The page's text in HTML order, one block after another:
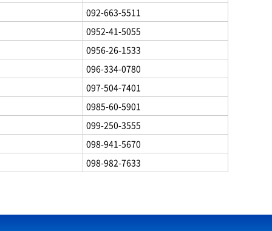
092-663-5511
0952-41-5055
0956-26-1533
096-334-0780
097-504-7401
0985-60-5901
099-250-3555
098-941-5670
098-982-7633